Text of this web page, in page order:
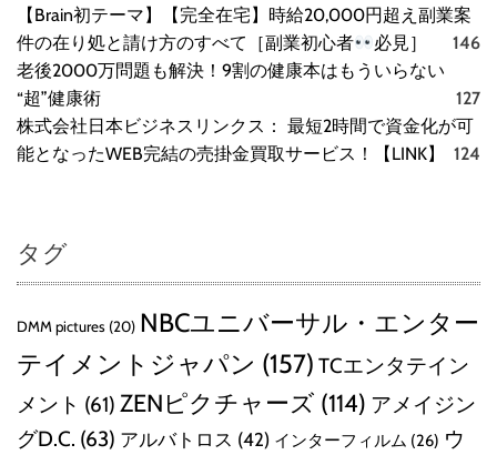
【Brain初テーマ】【完全在宅】時給20,000円超え副業案
件の在り処と請け方のすべて［副業初心者
必見］
146
老後2000万問題も解決！9割の健康本はもういらない
“超”健康術
127
株式会社日本ビジネスリンクス： 最短2時間で資金化が可
能となったWEB完結の売掛金買取サービス！【LINK】
124
タグ
DMM pictures (20) NBCユニバーサル・エンター
テイメントジャパン (157) TCエンタテイン
メント (61) ZENピクチャーズ (114) アメイジン
グD.C. (63) アルバトロス (42) インターフィルム (26) ウ